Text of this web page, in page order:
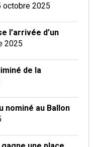
octobre 2025
l’arrivée d’un
2025
de la
nominé au Ballon